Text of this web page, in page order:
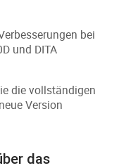
bei
und DITA
die vollständigen
Version
das